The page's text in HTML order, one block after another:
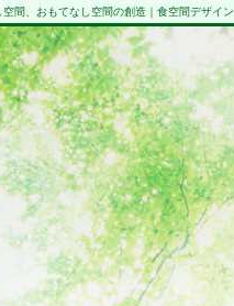
間、おもてなし空間の創造｜食空間デザイン